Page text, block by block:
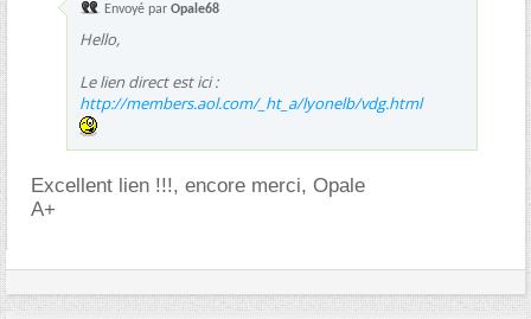
Envoyé par Opale68
Hello,
Le lien direct est ici :
http://members.aol.com/_ht_a/lyonelb/vdg.html
Excellent lien !!!, encore merci, Opale
A+